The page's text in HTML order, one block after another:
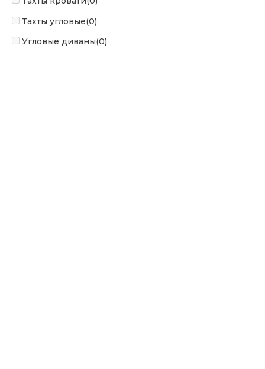
Тахты угловые(0)
Угловые диваны(0)